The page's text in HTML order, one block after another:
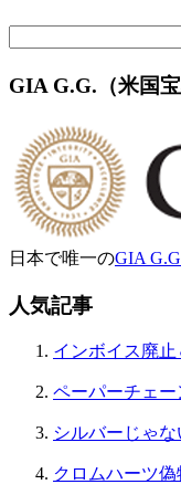
GIA G.G.（米国
日本で唯一のGIA
人気記事
インボイス廃
ペーパーチェー
シルバーじゃ
クロムハーツ